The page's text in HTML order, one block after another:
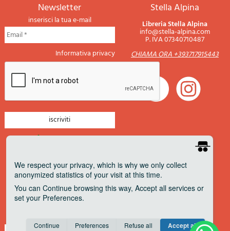
newsletter
inserisci la tua e-mail
Informativa privacy
newsletter viaggi
newsletter militaria
Stella Alpina
Libreria Stella Alpina
info@stella-alpina.com
P. IVA 07340710487
CHIAMA ORA +393717915443
We respect your privacy, which is why we only collect
anonymized statistics of your visit at this time.
You can Continue browsing this way, Accept all services or
set your Preferences.
Consent cookie learn more
Continue Preferences Refuse all Accept all